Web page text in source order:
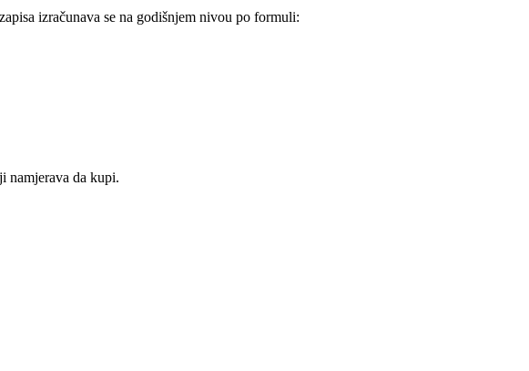
izračunava se na godišnjem nivou po formuli:
namjerava da kupi.